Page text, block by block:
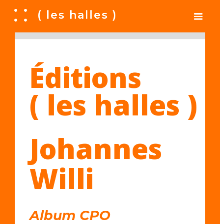
A ( les halles )
Éditions
( les halles )
Johannes
Willi
Album CPO